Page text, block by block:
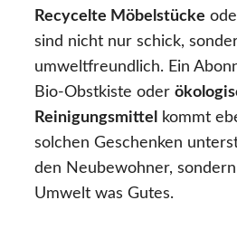
Recycelte Möbelstücke
sind nicht nur schick,
umweltfreundlich. Ein
Bio-Obstkiste oder
Reinigungsmittel
kommt
solchen Geschenken
den Neubewohner,
Umwelt was Gutes.